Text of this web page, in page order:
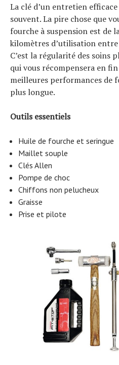
La clé d’un entretien
souvent. La pire chose que
fourche à suspension est de
kilomètres d’utilisation
C’est la régularité des soins
qui vous récompensera en
meilleures performances de
plus longue.
Outils essentiels
Huile de fourche et seringue
Maillet souple
Clés Allen
Pompe de choc
Chiffons non pelucheux
Graisse
Prise et pilote